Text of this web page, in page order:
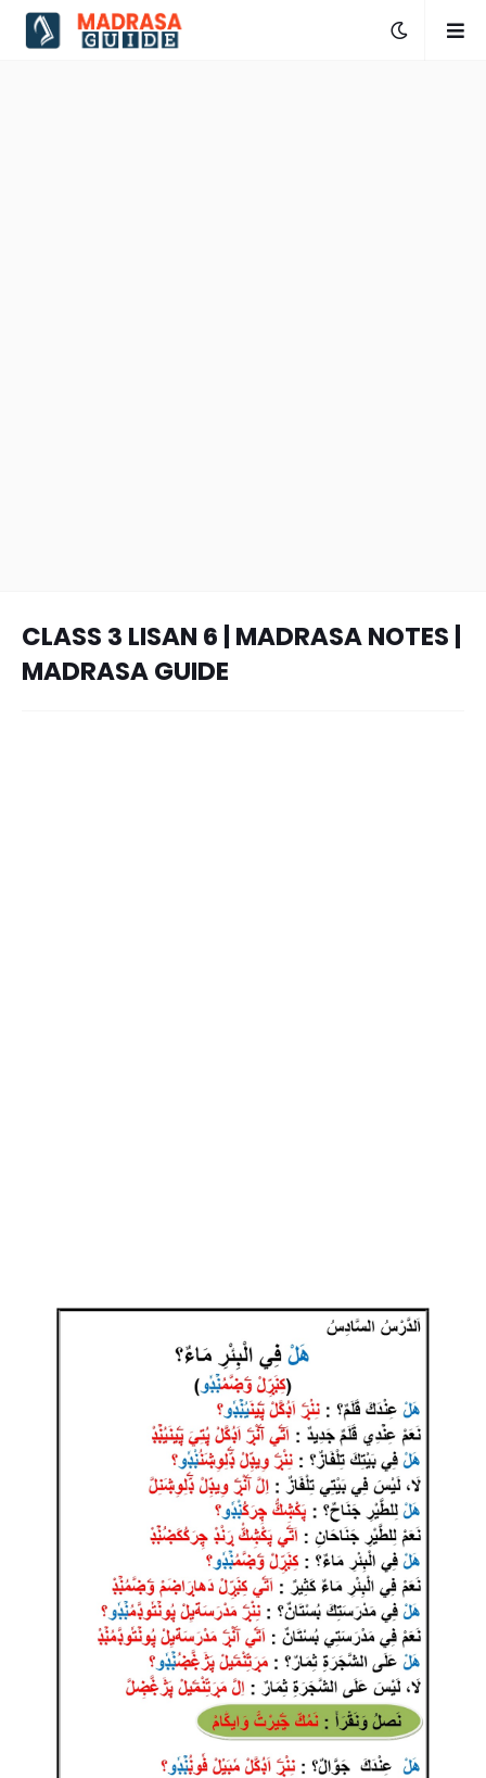
CLASS 3 LISAN 6 | MADRASA NOTES |
MADRASA GUIDE